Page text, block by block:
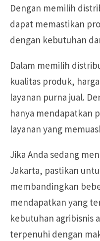
Dengan memilih
dapat memastikan
dengan kebutuhan
Dalam memilih
kualitas produk,
layanan purna jual.
hanya mendapatkan
layanan yang
Jika Anda sedang
Jakarta, pastikan
membandingkan
mendapatkan yang
kebutuhan agribisnis
terpenuhi dengan